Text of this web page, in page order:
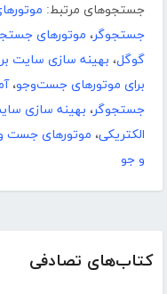
کتاب‌های تصادفی
جستجوهای مرتبط:
جستجوگر، موتورهای
گوگل، بهینه سازی سایت
برای موتورهای جست‌وجو،
جستجوگر، بهینه سازی
الکتریکی، موتورهای جست‌
و جو